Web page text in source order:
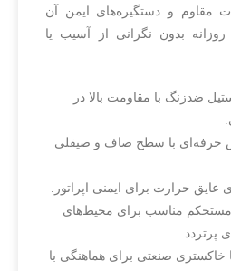
مقاوم و دستگیره‌های ایمن آن
بدون نگرانی از آسیب یا
ضدزنگ با مقاومت بالا در
حرفه‌ای با سطح صاف و صیقلی
عایق حرارت برای ایمنی اپراتور.
مناسب برای محیط‌های
پرتردد.
خاکستری صنعتی برای هماهنگی با